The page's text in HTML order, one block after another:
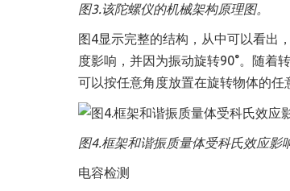
图3.该陀螺仪的机械架构原理图。
图4显示完整的结构，从中可以看出
度影响，并因为振动旋转90°。随着
可以按任意角度放置在旋转物体的任
图4.框架和谐振质量体受科氏效应影
电容检测